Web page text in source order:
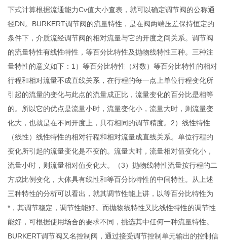
下式计算根据流通能力Cv值大小查表，就可以确定调节阀的公称通
径DN。BURKERT调节阀的流量特性，是在阀两端压差保持恒定的
条件下，介质流经调节阀的相对流量与它的开度之间关系。调节阀
的流量特性有线性特性，等百分比特性及抛物线特性三种。三种注
量特性的意义如下：1）等百分比特性（对数）等百分比特性的相对
行程和相对流量不成直线关系，在行程的每一点上单位行程变化所
引起的流量的变化与此点的流量成正比，流量变化的百分比是相等
的。所以它的优点是流量小时，流量变化小，流量大时，则流量变
化大，也就是在不同开度上，具有相同的调节精度。2）线性特性
（线性）线性特性的相对行程和相对流量成直线关系。单位行程的
变化所引起的流量变化是不变的。流量大时，流量相对值变化小，
流量小时，则流量相对值变化大。（3）抛物线特性流量按行程的二
方成比例变化，大体具有线性和等百分比特性的中间特性。从上述
三种特性的分析可以看出，就其调节性能上讲，以等百分比特性为
*，其调节稳定，调节性能好。而抛物线特性又比线性特性的调节性
能好，可根据使用场合的要求不同，挑选其中任何一种流量特性。
BURKERT调节阀又名控制阀，通过接受调节控制单元输出的控制信